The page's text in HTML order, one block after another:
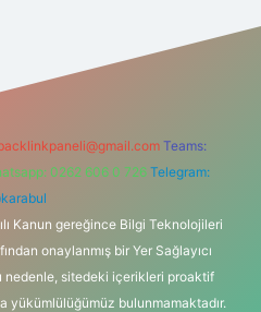
Teams:
0262 606 0 726 Telegram:
Kanun gereğince Bilgi Teknolojileri
onaylanmış bir Yer Sağlayıcı
nedenle, sitedeki içerikleri proaktif
yükümlülüğümüz bulunmamaktadır.